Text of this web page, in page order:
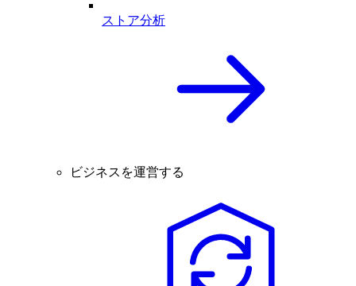
ストア分析
ビジネスを運営する